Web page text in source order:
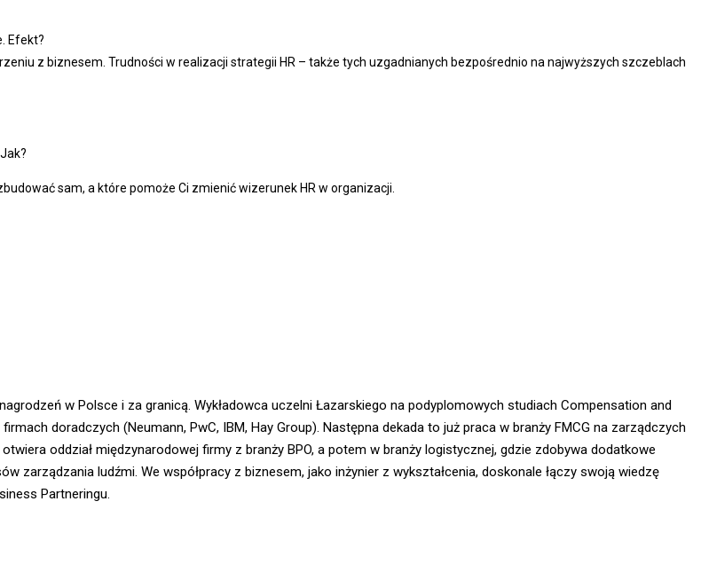
Efekt?
z biznesem. Trudności w realizacji strategii HR – także tych uzgadnianych bezpośrednio na najwyższych szczeblach
sam, a które pomoże Ci zmienić wizerunek HR w organizacji.
w Polsce i za granicą. Wykładowca uczelni Łazarskiego na podyplomowych studiach Compensation and
doradczych (Neumann, PwC, IBM, Hay Group). Następna dekada to już praca w branży FMCG na zarządczych
oddział międzynarodowej firmy z branży BPO, a potem w branży logistycznej, gdzie zdobywa dodatkowe
ludźmi. We współpracy z biznesem, jako inżynier z wykształcenia, doskonale łączy swoją wiedzę
Partneringu.